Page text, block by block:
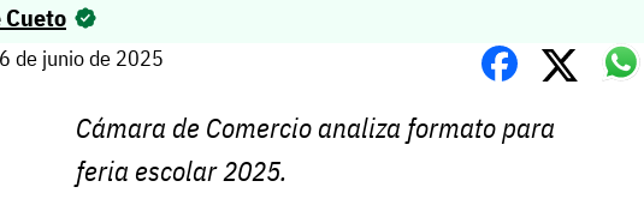
de junio de 2025
Cámara de Comercio analiza formato para
feria escolar 2025.